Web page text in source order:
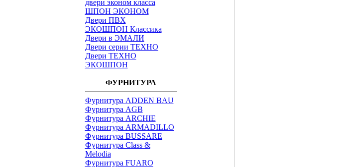
двери эконом класса
ШПОН ЭКОНОМ
Двери ПВХ
ЭКОШПОН Классика
Двери в ЭМАЛИ
Двери серии ТЕХНО
Двери ТЕХНО
ЭКОШПОН
ФУРНИТУРА
Фурнитура ADDEN BAU
Фурнитура AGB
Фурнитура ARCHIE
Фурнитура ARMADILLO
Фурнитура BUSSARE
Фурнитура Class &
Melodia
Фурнитура FUARO